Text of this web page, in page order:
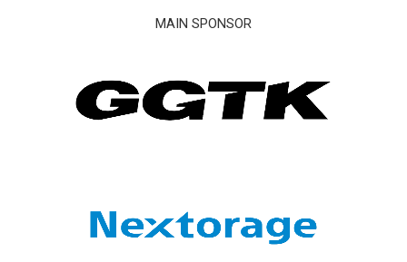
MAIN SPONSOR
サイン入り公式チームウェアオークション ROUND.09 ＃10 ”HINATA.M” by
ROUND.09 ＃10 ”HINATA.M” by
HATTRICK